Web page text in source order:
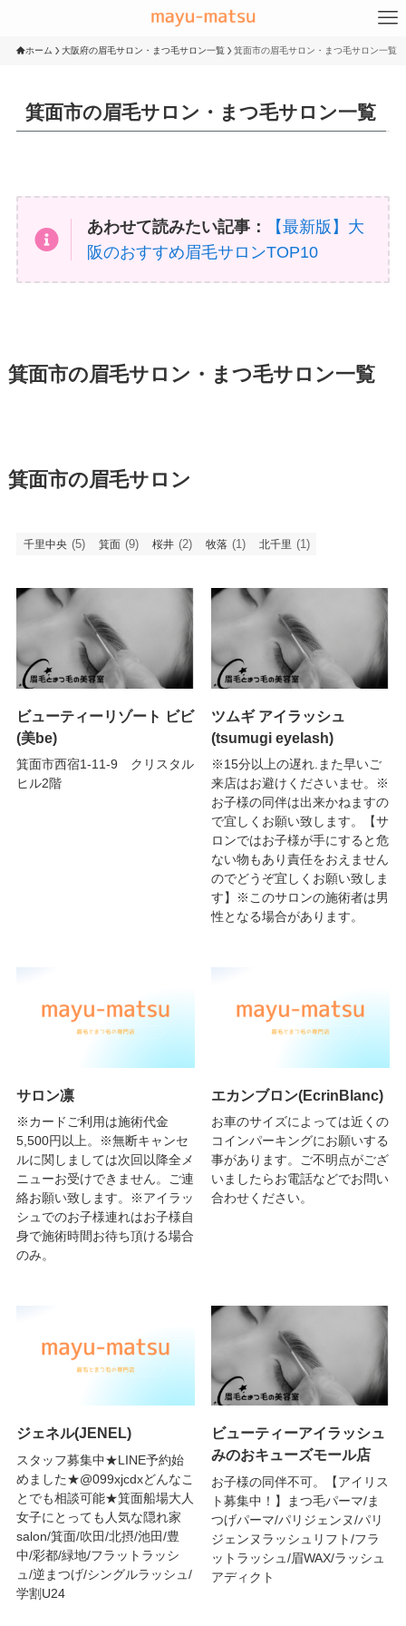
ホーム 大阪府の眉毛サロン・まつ毛サロン一覧 箕面市の眉毛サロン・まつ毛サロン一覧
箕面市の眉毛サロン・まつ毛サロン一覧
あわせて読みたい記事：
【最新版】大
阪のおすすめ眉毛サロンTOP10
箕面市の眉毛サロン・まつ毛サロン一覧
箕面市の眉毛サロン
千里中央 (5) 箕面 (9) 桜井 (2) 牧落 (1) 北千里 (1)
ビューティーリゾート ビビ
(美be)
箕面市西宿1-11-9 クリスタル
ヒル2階
ツムギ アイラッシュ
(tsumugi eyelash)
※15分以上の遅れ.また早いご
来店はお避けくださいませ。※
お子様の同伴は出来かねますの
で宜しくお願い致します。【サ
ロンではお子様が手にすると危
ない物もあり責任をおえません
のでどうぞ宜しくお願い致しま
す】※このサロンの施術者は男
性となる場合があります。
サロン凛
※カードご利用は施術代金
5,500円以上。※無断キャンセ
ルに関しましては次回以降全メ
ニューお受けできません。ご連
絡お願い致します。※アイラッ
シュでのお子様連れはお子様自
身で施術時間お待ち頂ける場合
のみ。
エカンブロン(EcrinBlanc)
お車のサイズによっては近くの
コインパーキングにお願いする
事があります。ご不明点がござ
いましたらお電話などでお問い
合わせください。
ジェネル(JENEL)
スタッフ募集中★LINE予約始
めました★@099xjcdxどんなこ
とでも相談可能★箕面船場大人
女子にとっても人気な隠れ家
salon/箕面/吹田/北摂/池田/豊
中/彩都/緑地/フラットラッシ
ュ/逆まつげ/シングルラッシュ/
学割U24
ビューティーアイラッシュ
みのおキューズモール店
お子様の同伴不可。【アイリス
ト募集中！】まつ毛パーマ/ま
つげパーマ/パリジェンヌ/パリ
ジェンヌラッシュリフト/フラ
ットラッシュ/眉WAX/ラッシュ
アディクト